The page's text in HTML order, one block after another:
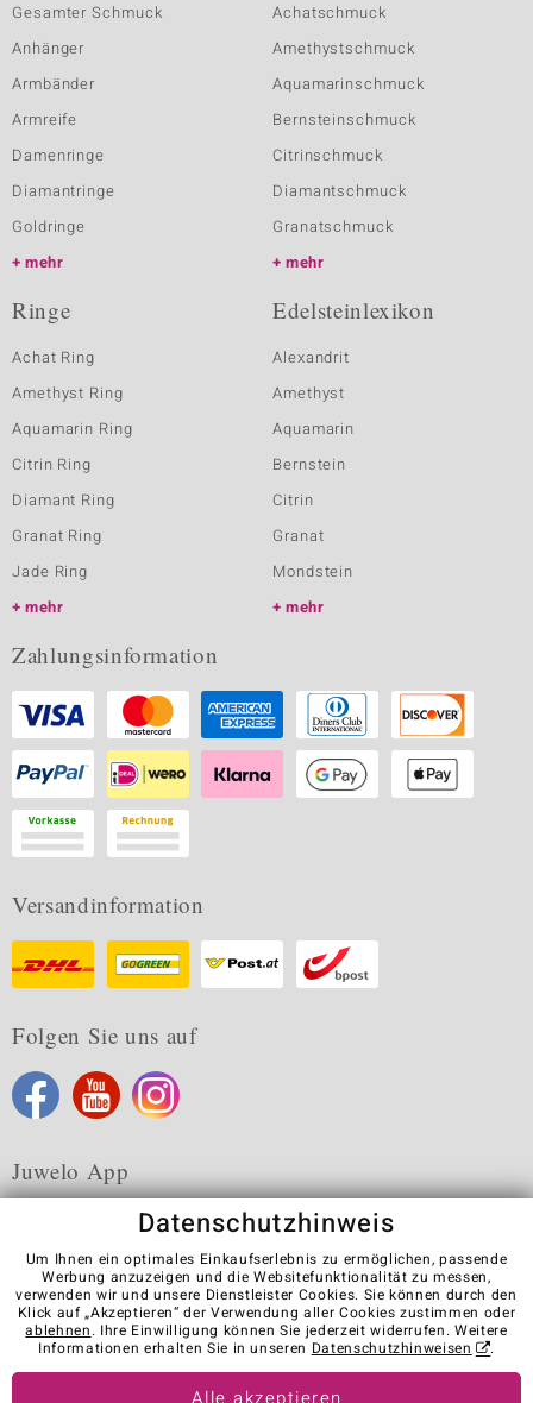
Gesamter Schmuck
Anhänger
Armbänder
Armreife
Damenringe
Diamantringe
Goldringe
mehr
Achatschmuck
Amethystschmuck
Aquamarinschmuck
Bernsteinschmuck
Citrinschmuck
Diamantschmuck
Granatschmuck
mehr
Ringe
Achat Ring
Amethyst Ring
Aquamarin Ring
Citrin Ring
Diamant Ring
Granat Ring
Jade Ring
mehr
Edelsteinlexikon
Alexandrit
Amethyst
Aquamarin
Bernstein
Citrin
Granat
Mondstein
mehr
Zahlungsinformation
Versandinformation
Folgen Sie uns auf
Juwelo App
Karriere AGB Datenschutz Cookies
Impressum
Kontakt
Vertrag widerrufen
Visit our stores in other countries:
Datenschutzhinweis
Um Ihnen ein optimales Einkaufserlebnis zu ermöglichen, passende
Werbung anzuzeigen und die Websitefunktionalität zu messen,
verwenden wir und unsere Dienstleister Cookies. Sie können durch den
Klick auf „Akzeptieren“ der Verwendung aller Cookies zustimmen oder
ablehnen. Ihre Einwilligung können Sie jederzeit widerrufen. Weitere
Informationen erhalten Sie in unseren Datenschutzhinweisen .